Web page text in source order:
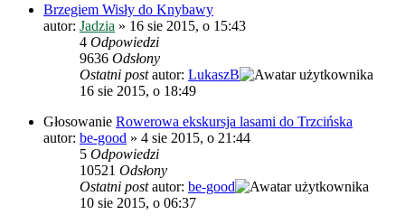
Brzegiem Wisły do Knybawy
autor: Jadzia » 16 sie 2015, o 15:43
4 Odpowiedzi
9636 Odsłony
Ostatni postautor: LukaszB
16 sie 2015, o 18:49
Głosowanie Rowerowa ekskursja lasami do Trzcińska
autor: be-good » 4 sie 2015, o 21:44
5 Odpowiedzi
10521 Odsłony
Ostatni postautor: be-good
10 sie 2015, o 06:37